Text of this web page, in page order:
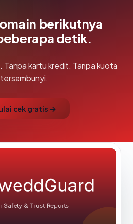
berikutnya
detik.
Tanpa kartu kredit. Tanpa kuota
tersembunyi.
cek gratis →